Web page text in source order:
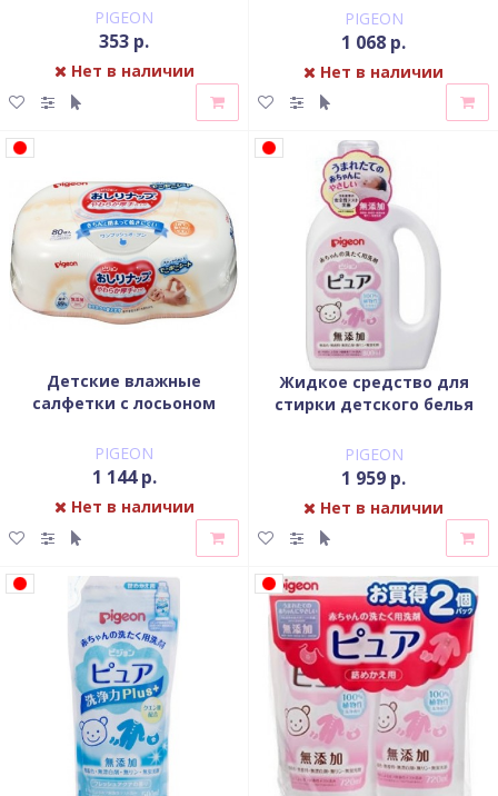
шт
PIGEON
353 р.
Нет в наличии
шт
PIGEON
1 068 р.
Нет в наличии
Детские влажные
салфетки с лосьоном
контейнер 80 шт
PIGEON
1 144 р.
Нет в наличии
Жидкое средство для
стирки детского белья
PIGEON
1 959 р.
Нет в наличии